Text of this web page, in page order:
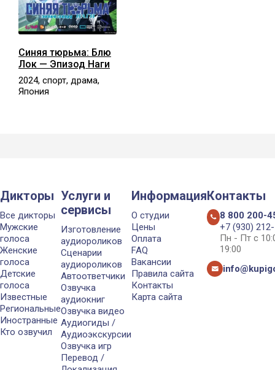
Синяя тюрьма: Блю
Лок — Эпизод Наги
2024, спорт, драма,
Япония
Дикторы
Все дикторы
Мужские
голоса
Женские
голоса
Детские
голоса
Известные
Региональные
Иностранные
Кто озвучил
Услуги и
сервисы
Изготовление
аудиороликов
Сценарии
аудиороликов
Автоответчики
Озвучка
аудиокниг
Озвучка видео
Аудиогиды /
Аудиоэкскурсии
Озвучка игр
Перевод /
Информация
О студии
Цены
Оплата
FAQ
Вакансии
Правила сайта
Контакты
Карта сайта
Контакты
8 800 200-
+7 (930)
Пн - Пт с
19:00